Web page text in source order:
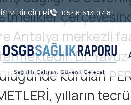
Antalya merkezli
Dr. Yavuz
kurulan
yılların
BİLGİLERİ 0546 613 07 81